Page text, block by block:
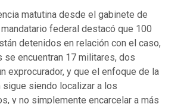
matutina desde el gabinete de
federal destacó que 100
detenidos en relación con el caso,
se encuentran 17 militares, dos
exprocurador, y que el enfoque de la
sigue siendo localizar a los
y no simplemente encarcelar a más